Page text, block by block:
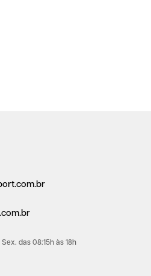
Sex. das 08:15h às 18h